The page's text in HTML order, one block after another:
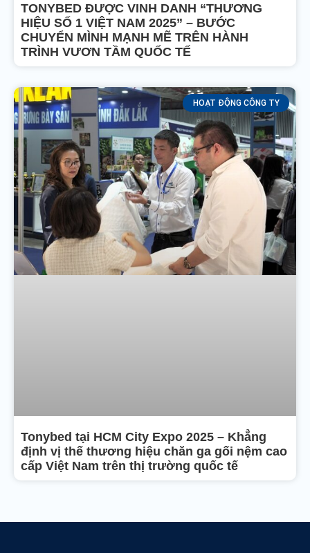
TONYBED ĐƯỢC VINH DANH “THƯƠNG
HIỆU SỐ 1 VIỆT NAM 2025” – BƯỚC
CHUYỂN MÌNH MẠNH MẼ TRÊN HÀNH
TRÌNH VƯƠN TẦM QUỐC TẾ
HOẠT ĐỘNG CÔNG TY
Tonybed tại HCM City Expo 2025 – Khẳng
định vị thế thương hiệu chăn ga gối nệm cao
cấp Việt Nam trên thị trường quốc tế